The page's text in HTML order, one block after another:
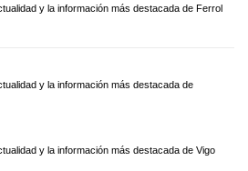
y la información más destacada de Ferrol
y la información más destacada de
y la información más destacada de Vigo